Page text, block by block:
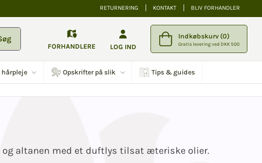
RETURNERING KONTAKT BLIV FORHANDLER
FORHANDLERE LOG IND
Indkøbskurv (0)
Gratis levering ved DKK 500
hårpleje Opskrifter på slik Tips & guides
altanen med et duftlys tilsat æteriske olier.